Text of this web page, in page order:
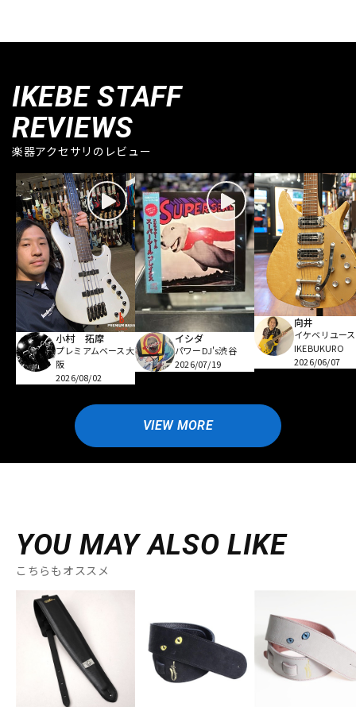
IKEBE STAFF
REVIEWS
楽器アクセサリのレビュー
小村 拓摩
プレミアムベース大
阪
2026/08/02
イシダ
パワーDJ's渋谷
2026/07/19
向井
イケベリユース
IKEBUKURO
2026/06/07
VIEW MORE
YOU MAY ALSO LIKE
こちらもオススメ